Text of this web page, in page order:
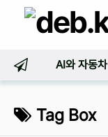
AI와 자동차
Tag Box